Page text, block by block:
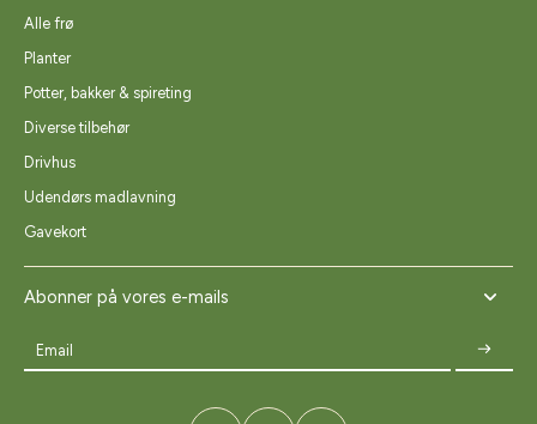
Alle frø
Planter
Potter, bakker & spireting
Diverse tilbehør
Drivhus
Udendørs madlavning
Gavekort
Abonner på vores e-mails
Email